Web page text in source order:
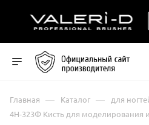
Главная — Каталог — для
4Н-323Ф Кисть для моделирования